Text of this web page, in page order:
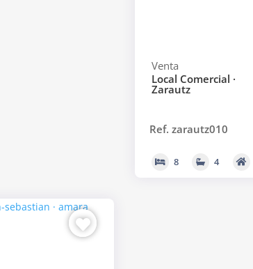
Venta
Local Comercial ·
Zarautz
Ref. zarautz010
8 4